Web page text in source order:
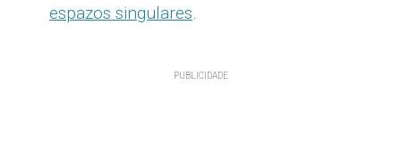
espazos singulares.